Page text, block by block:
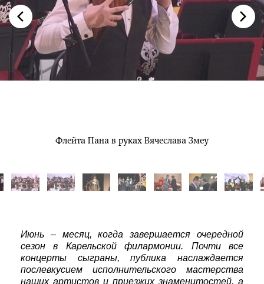
Флейта Пана в руках Вячеслава Змеу
Июнь – месяц, когда завершается очередной
сезон в Карельской филармонии. Почти все
концерты сыграны, публика наслаждается
послевкусием исполнительского мастерства
наших артистов и приезжих знаменитостей, а